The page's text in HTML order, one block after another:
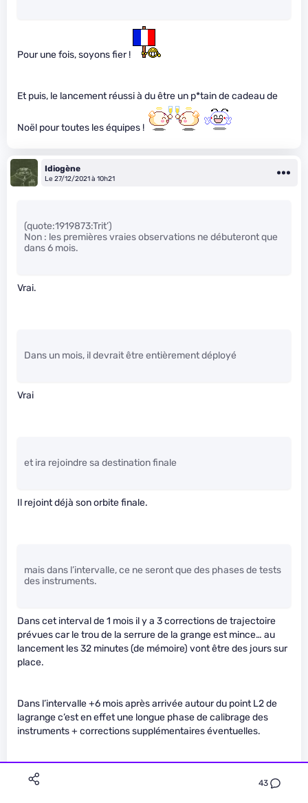
43
Pour une fois, soyons fier !
Et puis, le lancement réussi à du être un p*tain de cadeau de
Noël pour toutes les équipes !
Idiogène
Le 27/12/2021 à 10h21
(quote:1919873:Trit’)
Non : les premières vraies observations ne débuteront que
dans 6 mois.
Vrai.
Dans un mois, il devrait être entièrement déployé
Vrai
et ira rejoindre sa destination finale
Il rejoint déjà son orbite finale.
mais dans l’intervalle, ce ne seront que des phases de tests
des instruments.
Dans cet interval de 1 mois il y a 3 corrections de trajectoire
prévues car le trou de la serrure de la grange est mince… au
lancement les 32 minutes (de mémoire) vont être des jours sur
place.
Dans l’intervalle +6 mois après arrivée autour du point L2 de
lagrange c’est en effet une longue phase de calibrage des
instruments + corrections supplémentaires éventuelles.
Les 10 ans courrent à partir de la mise en service in situ
puisque selon le planning des obsrervations le ré-orientage du